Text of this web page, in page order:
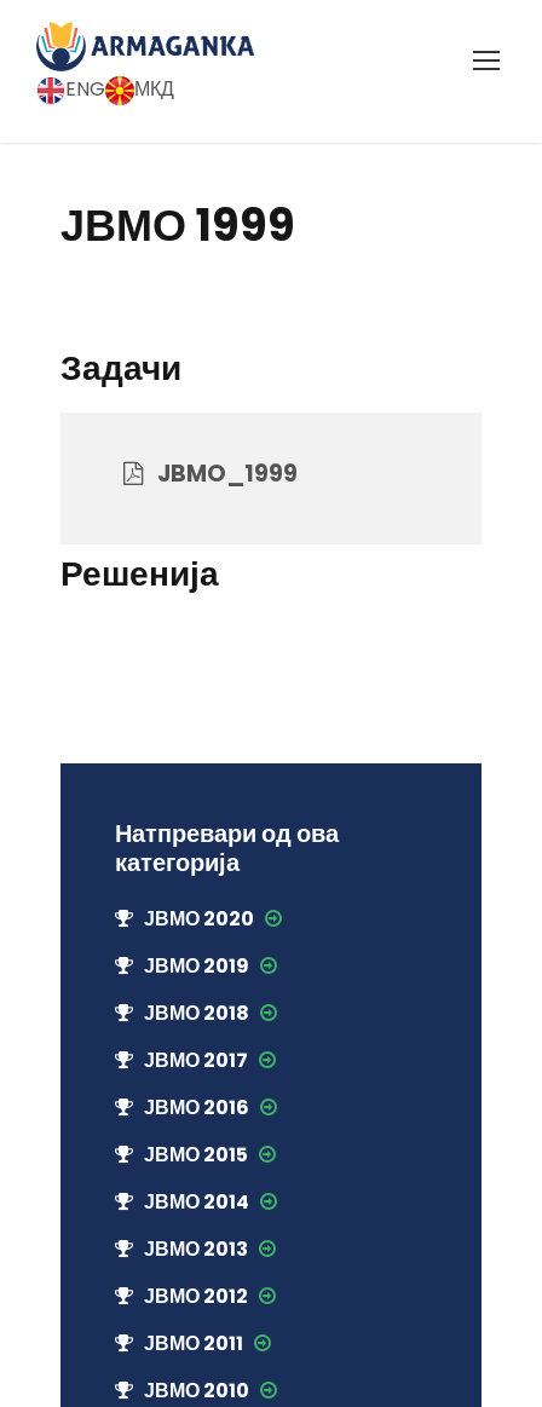
ENG МКД
ЈВМО 1999
Задачи
JBMO_1999
Решенија
Натпревари од ова
категорија
ЈВМО 2020
ЈВМО 2019
ЈВМО 2018
ЈВМО 2017
ЈВМО 2016
ЈВМО 2015
ЈВМО 2014
ЈВМО 2013
ЈВМО 2012
ЈВМО 2011
ЈВМО 2010